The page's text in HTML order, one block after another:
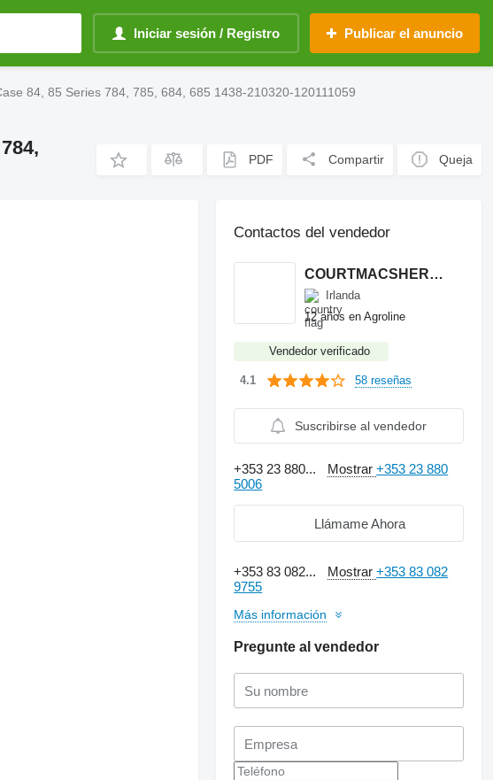
Iniciar sesión / Registro Publicar el anuncio
84, 85 Series 784, 785, 684, 685 1438-210320-120111059
PDF Compartir Queja
Solicitar fotos
adicionales
Contactos del vendedor
COURTMACSHERRY MACHINERY LTD
Irlanda
12 años en Agroline
Vendedor verificado
4.1 58 reseñas
Suscribirse al vendedor
+353 23 880... Mostrar+353 23 880
5006
Llámame Ahora
+353 83 082... Mostrar+353 83 082
9755
Más información
Pregunte al vendedor